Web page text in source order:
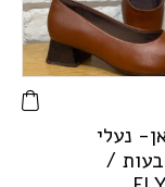
נעלי
/